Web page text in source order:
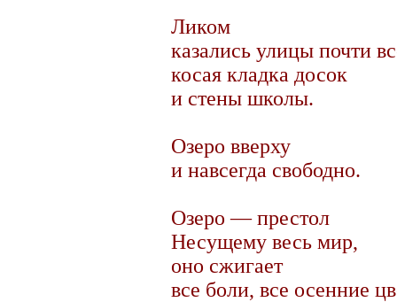
Ликом
казались улицы почти
косая кладка досок
и стены школы.
Озеро вверху
и навсегда свободно.
Озеро — престол
Несущему весь мир,
оно сжигает
все боли, все осенние